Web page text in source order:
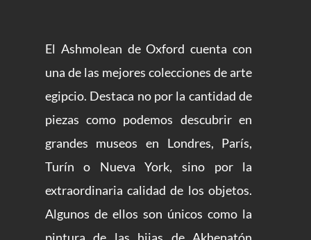
El Ashmolean de Oxford cuenta con
una de las mejores colecciones de arte
egipcio. Destaca no por la cantidad de
piezas como podemos descubrir en
grandes museos en Londres, París,
Turín o Nueva York, sino por la
extraordinaria calidad de los objetos.
Algunos de ellos son únicos como la